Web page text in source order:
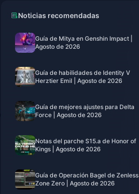
Noticias recomendadas
Guía de Mitya en Genshin Impact |
Agosto de 2026
Guía de habilidades de Identity V
Herztier Emil | Agosto de 2026
Guía de mejores ajustes para Delta
Force | Agosto de 2026
Notas del parche S15.a de Honor of
Kings | Agosto de 2026
Guía de Operación Bagel de Zenless
Zone Zero | Agosto de 2026